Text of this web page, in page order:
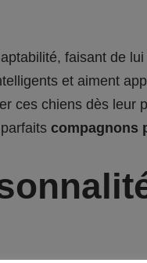
faisant de
et aiment
ces chiens dès leur
compagnons